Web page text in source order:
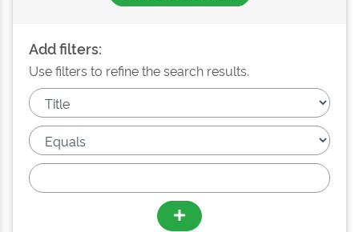
Add filters:
Use filters to refine the search results.